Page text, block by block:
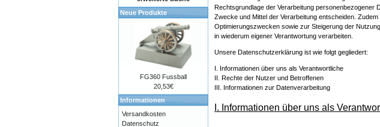
Rechtsgrundlage der Verarbeitung personenbezogener
Zwecke und Mittel der Verarbeitung entscheiden.
Optimierungszwecken sowie zur Steigerung der
in wiederum eigener Verantwortung verarbeiten.
Unsere Datenschutzerklärung ist wie folgt gegliedert:
I. Informationen über uns als Verantwortliche
II. Rechte der Nutzer und Betroffenen
III. Informationen zur Datenverarbeitung
I. Informationen über uns als
Neue Produkte
FG360 Fussball
20,53€
Informationen
Versandkosten
Datenschutz